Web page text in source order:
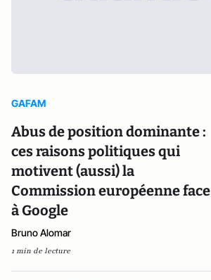
GAFAM
Abus de position dominante :
ces raisons politiques qui
motivent (aussi) la
Commission européenne face
à Google
Bruno Alomar
1 min de lecture